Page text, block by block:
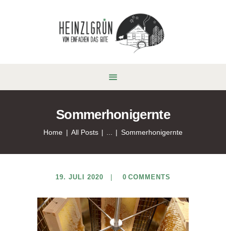
Sommerhonigernte
Home All Posts ... Sommerhonigernte
19. JULI 2020 0 COMMENTS